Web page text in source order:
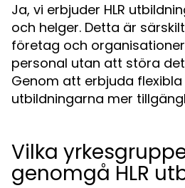
Ja, vi erbjuder HLR
och helger. Detta är
företag och
personal utan att störa
Genom att erbjuda
utbildningarna mer
Vilka
genomgå HLR